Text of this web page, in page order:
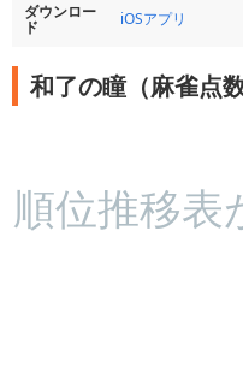
ダウンロー
ド iOSアプリ
和了の瞳（麻雀点
順位推移表